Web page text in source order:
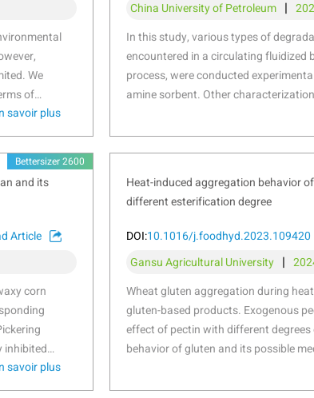
We
of
natural
China
were
“semi-
response to
efficient to
of mussel
By
we
Such
savoir plus
China University of Petroleum |
In this study, various types of
encountered in a circulating fluidized
process, were conducted
amine sorbent. Other
Fourier transform infrared
degradation mechanisms. The
140–160 °C due to the
occurs from a higher temperature of
urea. Hydrothermal stability is good
crystalized on particle surface can
the most harmful, which starts at a
induced degradations. The
which is 1–2 orders lower than
results of stability evaluation, some
sorbent or other similar resin-based
TSA process.
Bettersizer 2600
and its
Article
corn
inhibited
was
this is
savoir plus
Heat-induced aggregation behavior
different esterification degree
DOI:10.1016/j.foodhyd.2023.109420
Gansu Agricultural University |
Wheat gluten aggregation during
gluten-based products. Exogenous
effect of pectin with different
behavior of gluten and its possible
aggregation behavior of gluten
was studied in this study. When the